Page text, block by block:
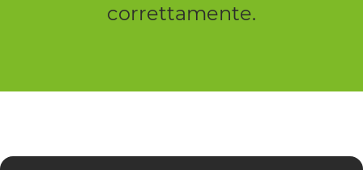
correttamente.